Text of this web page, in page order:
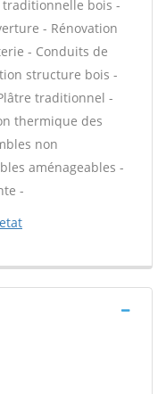
bois -
- Rénovation
- Conduits de
structure bois -
traditionnel -
thermique des
non
aménageables -
-